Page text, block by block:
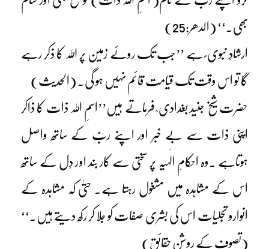
بھی۔‘‘ (الدھر:25)
ارشادِ نبوی ؐ ہے ’’جب تک روئے زمین پر اللہ کا ذکر رہے
گا تو اس وقت تک قیامت قائم نہیں ہو گی۔ (الحدیث)
حضرت شیخ جنید بغدادی ؒ فرماتے ہیں’’اسمِ اللہ ذات کا ذاکر
اپنی ذات سے بے خبر اور اپنے ربّ کے ساتھ واصل
ہوتاہے ۔وہ احکامِ الٰہیہ پر سختی سے کار بند اور دِل کے ساتھ
اس کے مشاہدہ میں مشغول رہتا ہے۔ حتیٰ کہ مشاہدہ کے
انوارو تجلیات اس کی بشری صفات کو جلا کر رکھ دیتے ہیں۔‘‘
(تصوف کے روشن حقائق)